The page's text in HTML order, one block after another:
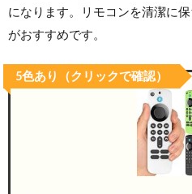
になります。リモコンを清潔に
がおすすめです。
5色あり（クリックで確認）